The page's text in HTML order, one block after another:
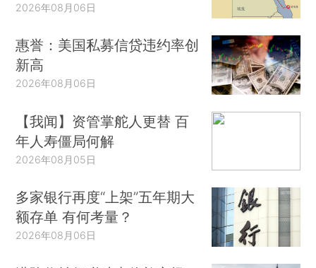
2026年08月06日
惠誉：美国私募信贷违约率创
新高
2026年08月06日
【我闻】资管掌舵人更替 百
年人寿僵局何解
2026年08月05日
多家银行再度“上架”五年期大
额存单 有何考量？
2026年08月06日